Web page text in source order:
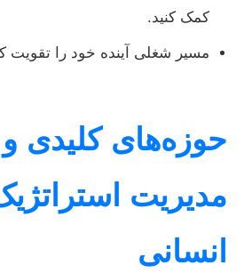
کمک کنید.
مسیر شغلی آینده خود را تقویت
حوزه‌های کلیدی و
مدیریت
انسانی